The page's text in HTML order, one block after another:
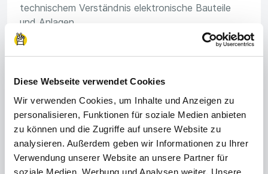
Diese Webseite verwendet Cookies
Wir verwenden Cookies, um Inhalte und Anzeigen zu
personalisieren, Funktionen für soziale Medien anbieten
zu können und die Zugriffe auf unsere Website zu
analysieren. Außerdem geben wir Informationen zu Ihrer
Verwendung unserer Website an unsere Partner für
soziale Medien, Werbung und Analysen weiter. Unsere
technischem Verständnis elektronische Bauteile
und Anlagen.
Landwirtschaft & Gartenbau
Hier arbeitest du an der frischen Luft und bist Teil